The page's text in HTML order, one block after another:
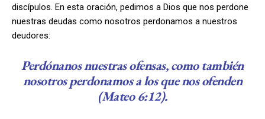
discípulos. En esta oración, pedimos a Dios que nos perdone
nuestras deudas como nosotros perdonamos a nuestros
deudores:
Perdónanos nuestras ofensas, como también
nosotros perdonamos a los que nos ofenden
(Mateo 6:12).